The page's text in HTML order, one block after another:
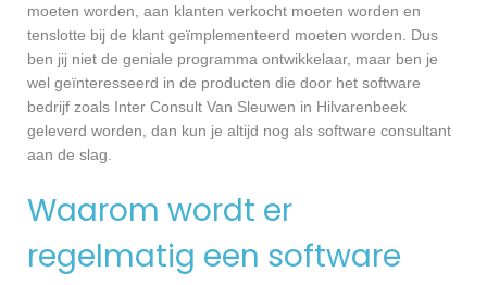
moeten worden, aan klanten verkocht moeten worden en
tenslotte bij de klant geïmplementeerd moeten worden. Dus
ben jij niet de geniale programma ontwikkelaar, maar ben je
wel geïnteresseerd in de producten die door het software
bedrijf zoals Inter Consult Van Sleuwen in Hilvarenbeek
geleverd worden, dan kun je altijd nog als software consultant
aan de slag.
Waarom wordt er
regelmatig een software